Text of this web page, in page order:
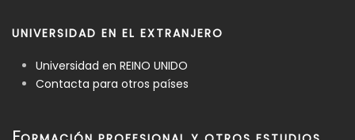
UNIVERSIDAD EN EL EXTRANJERO
Universidad en REINO UNIDO
Contacta para otros países